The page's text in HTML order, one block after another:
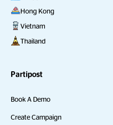
Hong Kong
Vietnam
Thailand
Partipost
Book A Demo
Create Campaign